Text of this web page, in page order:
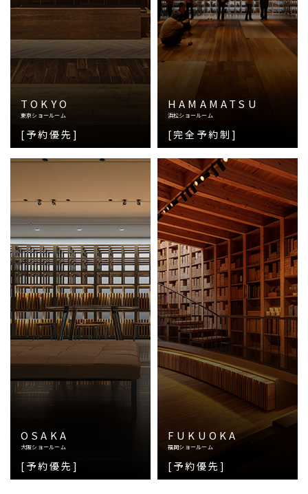
TOKYO
東京ショールーム
[予約優先]
HAMAMATSU
浜松ショールーム
[完全予約制]
OSAKA
大阪ショールーム
[予約優先]
FUKUOKA
福岡ショールーム
[予約優先]